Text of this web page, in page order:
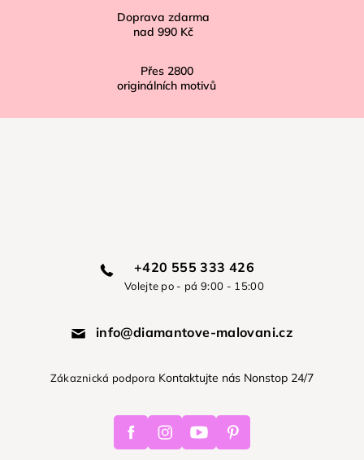
Doprava zdarma
nad 990 Kč
Přes 2800
originálních motivů
+420 555 333 426
Volejte po - pá 9:00 - 15:00
info@diamantove-malovani.cz
Zákaznická podpora Kontaktujte nás Nonstop 24/7
FacebookInstagramYoutube Pinterest